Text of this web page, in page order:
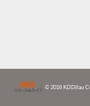
© 2016 KDDI/au